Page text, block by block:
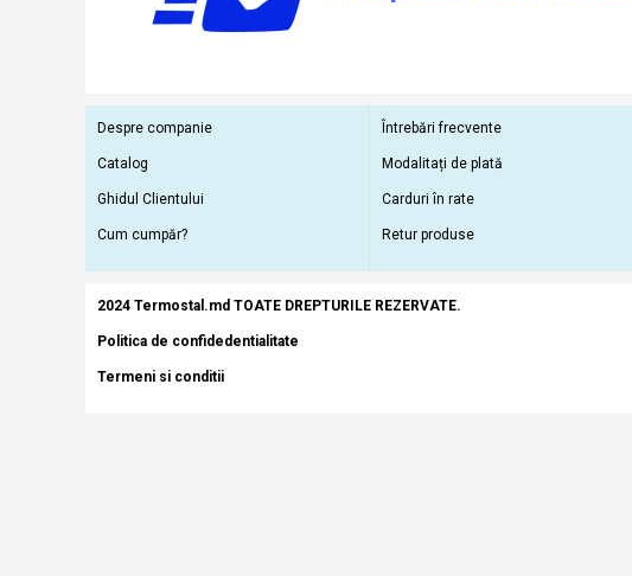
Despre companie
Catalog
Ghidul Clientului
Cum cumpăr?
Întrebări frecvente
Modalitați de plată
Carduri în rate
Retur produse
2024 Termostal.md TOATE DREPTURILE REZERVATE.
Politica de confidedentialitate
Termeni si conditii